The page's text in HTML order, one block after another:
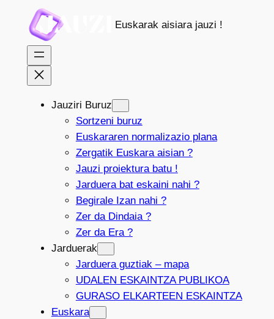
edukira
Euskarak aisiara jauzi !
Jauziri Buruz
Sortzeni buruz
Euskararen normalizazio plana
Zergatik Euskara aisian ?
Jauzi proiektura batu !
Jarduera bat eskaini nahi ?
Begirale Izan nahi ?
Zer da Dindaia ?
Zer da Era ?
Jarduerak
Jarduera guztiak – mapa
UDALEN ESKAINTZA PUBLIKOA
GURASO ELKARTEEN ESKAINTZA
Euskara